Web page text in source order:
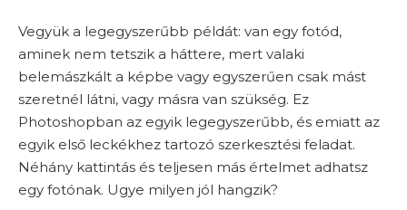
Vegyük a legegyszerűbb példát: van egy fotód,
aminek nem tetszik a háttere, mert valaki
belemászkált a képbe vagy egyszerűen csak mást
szeretnél látni, vagy másra van szükség. Ez
Photoshopban az egyik legegyszerűbb, és emiatt az
egyik első leckékhez tartozó szerkesztési feladat.
Néhány kattintás és teljesen más értelmet adhatsz
egy fotónak. Ugye milyen jól hangzik?